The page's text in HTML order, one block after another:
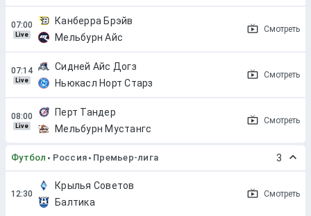
Live
Канберра Брэйв
Мельбурн Айс
Смотреть
Live
Сидней Айс Догз
Ньюкасл Норт Старз
Смотреть
Live
Перт Тандер
Мельбурн Мустангс
Смотреть
Футбол Россия Премьер-лига 3
Крылья Советов
Балтика
Смотреть